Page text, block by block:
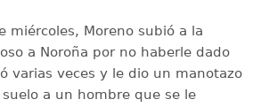
miércoles, Moreno subió a la
a Noroña por no haberle dado
varias veces y le dio un manotazo
a un hombre que se le